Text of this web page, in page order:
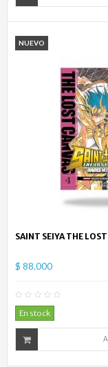
NUEVO
SAINT SEIYA THE
$ 88.000
En stock